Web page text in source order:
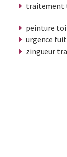
traitement
peinture
urgence
zingueur